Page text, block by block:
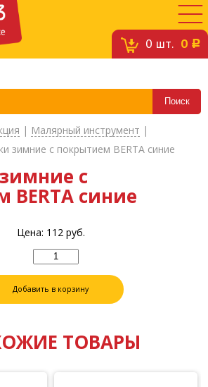
0 шт. 0 c
| Малярный инструмент |
зимние с покрытием BERTA синие
с
BERTA синие
Цена: 112руб.
Добавить в корзину
ТОВАРЫ